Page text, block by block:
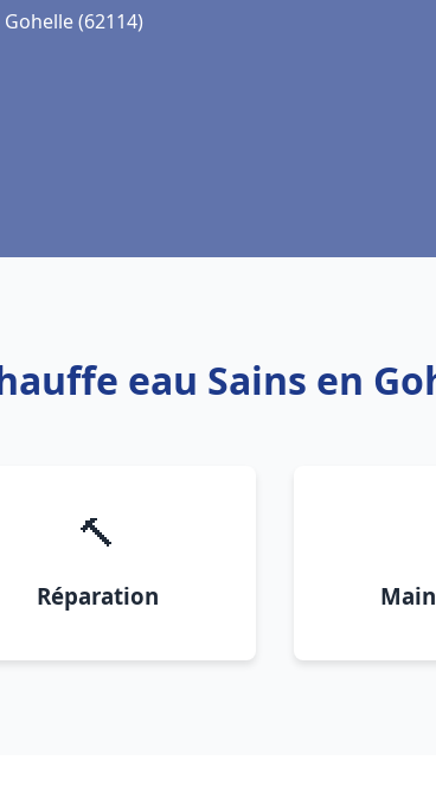
(62114)
eau Sains en
🔨
Réparation